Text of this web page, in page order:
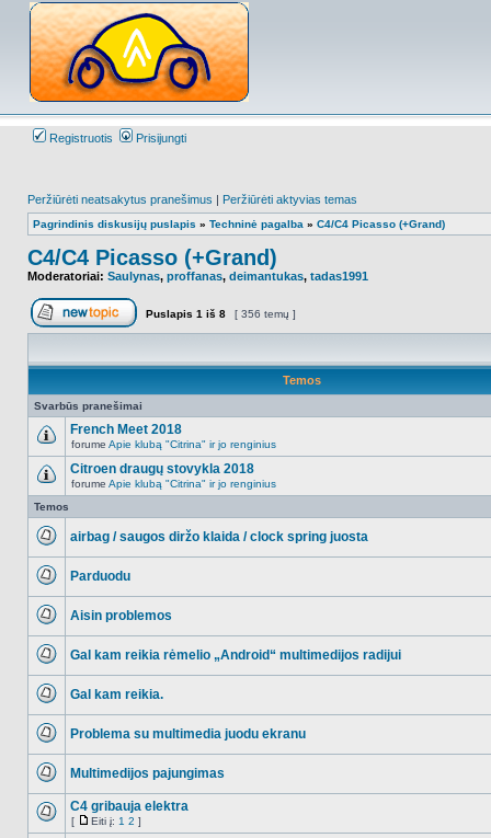
Registruotis Prisijungti
Peržiūrėti neatsakytus pranešimus | Peržiūrėti aktyvias temas
Pagrindinis diskusijų puslapis » Techninė pagalba » C4/C4 Picasso (+Grand)
C4/C4 Picasso (+Grand)
Moderatoriai: Saulynas, proffanas, deimantukas, tadas1991
Naujos temos kūrimas
Puslapis 1 iš 8 [ 356 temų ]
Temos
Svarbūs pranešimai
NO_UNREAD_POSTS
French Meet 2018
forume Apie klubą "Citrina" ir jo renginius
NO_UNREAD_POSTS
Citroen draugų stovykla 2018
forume Apie klubą "Citrina" ir jo renginius
Temos
airbag / saugos diržo klaida / clock spring juosta
Parduodu
Aisin problemos
Gal kam reikia rėmelio „Android“ multimedijos radijui
Gal kam reikia.
Problema su multimedia juodu ekranu
Multimedijos pajungimas
NO_UNREAD_POSTS
C4 gribauja elektra
[
Eiti
Eiti į: 1 2 ]